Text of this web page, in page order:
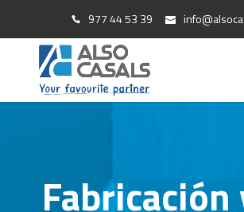
977 44 53 39
Fabricación